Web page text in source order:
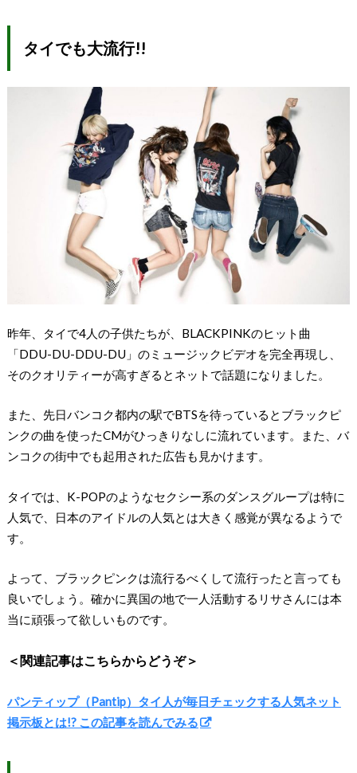
タイでも大流行!!
昨年、タイで4人の子供たちが、BLACKPINKのヒット曲
「DDU-DU-DDU-DU」のミュージックビデオを完全再現し、
そのクオリティーが高すぎるとネットで話題になりました。
また、先日バンコク都内の駅でBTSを待っているとブラックピ
ンクの曲を使ったCMがひっきりなしに流れています。また、バ
ンコクの街中でも起用された広告も見かけます。
タイでは、K-POPのようなセクシー系のダンスグループは特に
人気で、日本のアイドルの人気とは大きく感覚が異なるようで
す。
よって、ブラックピンクは流行るべくして流行ったと言っても
良いでしょう。確かに異国の地で一人活動するリサさんには本
当に頑張って欲しいものです。
＜関連記事はこちらからどうぞ＞
パンティップ（Pantip）タイ人が毎日チェックする人気ネット
掲示板とは!? この記事を読んでみる